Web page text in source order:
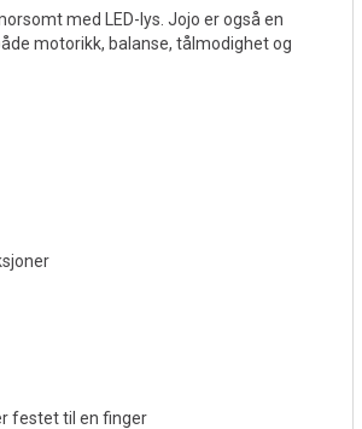
med LED-lys. Jojo er også en
motorikk, balanse, tålmodighet og
festet til en finger